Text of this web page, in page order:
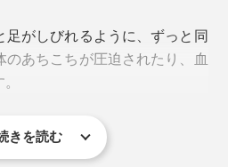
発をしてきたプロ、増田吉史さ
よると、
イド枕の店では、頚椎（首の
立ったままの状態で測っている
がしびれるように、ずっと同
のあちこちが圧迫されたり、血
を解消するために、私たちは、
きを読む